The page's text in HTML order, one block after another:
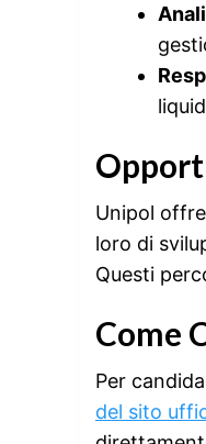
Unipol
loro di
Questi
Come
Per
del sito